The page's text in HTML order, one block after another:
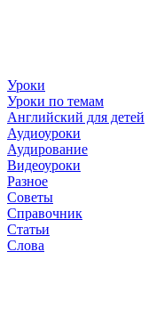
Уроки
Уроки по темам
Английский для детей
Аудиоуроки
Аудирование
Видеоуроки
Разное
Советы
Справочник
Статьи
Слова